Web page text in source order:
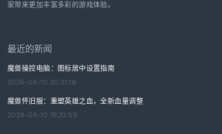
家带来更加丰富多彩的游戏体验。
最近的新闻
魔兽操控电脑：图标居中设置指南
2026-05-10 20:31:18
魔兽怀旧服：重塑英雄之血，全新血量调整
2026-05-10 19:32:59